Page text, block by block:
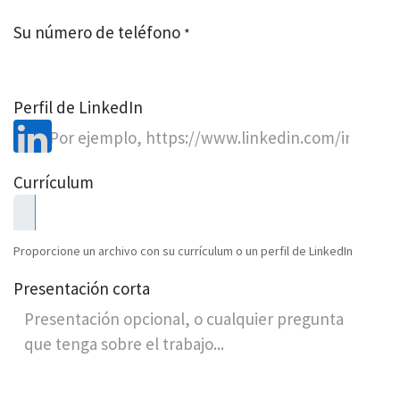
Su número de teléfono *
Perfil de LinkedIn
Currículum
Proporcione un archivo con su currículum o un perfil de LinkedIn
Presentación corta